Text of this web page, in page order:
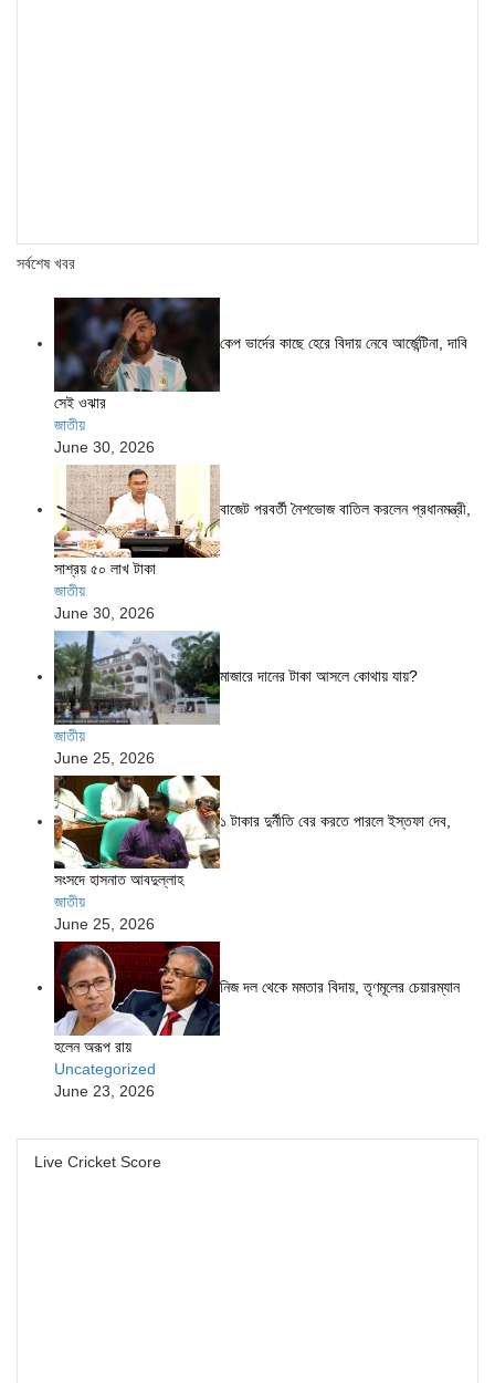
সর্বশেষ খবর
কেপ ভার্দের কাছে হেরে বিদায় নেবে আর্জেন্টিনা, দাবি
সেই ওঝার
জাতীয়
June 30, 2026
বাজেট পরবর্তী নৈশভোজ বাতিল করলেন প্রধানমন্ত্রী,
সাশ্রয় ৫০ লাখ টাকা
জাতীয়
June 30, 2026
মাজারে দানের টাকা আসলে কোথায় যায়?
জাতীয়
June 25, 2026
১ টাকার দুর্নীতি বের করতে পারলে ইস্তফা দেব,
সংসদে হাসনাত আবদুল্লাহ
জাতীয়
June 25, 2026
নিজ দল থেকে মমতার বিদায়, তৃণমূলের চেয়ারম্যান
হলেন অরূপ রায়
Uncategorized
June 23, 2026
Live Cricket Score